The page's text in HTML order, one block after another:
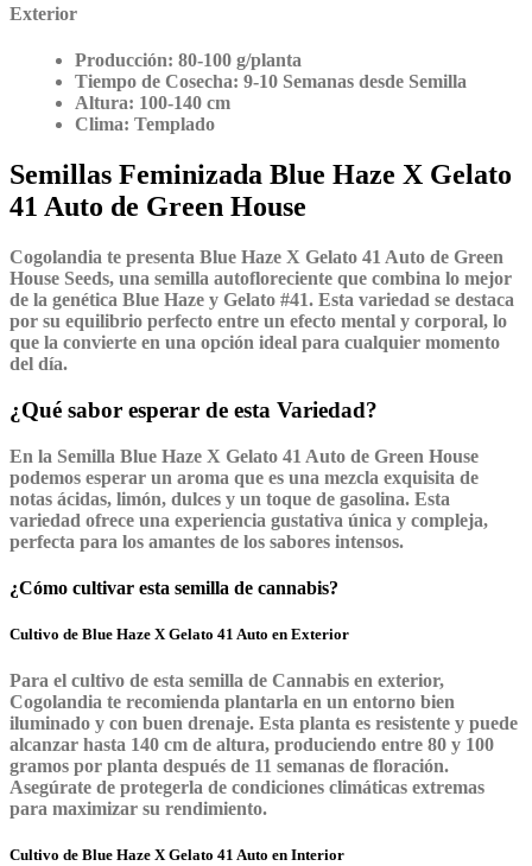
Exterior
Producción: 80-100 g/planta
Tiempo de Cosecha: 9-10 Semanas desde Semilla
Altura: 100-140 cm
Clima: Templado
Semillas Feminizada Blue Haze X Gelato
41 Auto de Green House
Cogolandia te presenta Blue Haze X Gelato 41 Auto de Green
House Seeds, una semilla autofloreciente que combina lo mejor
de la genética Blue Haze y Gelato #41. Esta variedad se destaca
por su equilibrio perfecto entre un efecto mental y corporal, lo
que la convierte en una opción ideal para cualquier momento
del día.
¿Qué sabor esperar de esta Variedad?
En la Semilla Blue Haze X Gelato 41 Auto de Green House
podemos esperar un aroma que es una mezcla exquisita de
notas ácidas, limón, dulces y un toque de gasolina. Esta
variedad ofrece una experiencia gustativa única y compleja,
perfecta para los amantes de los sabores intensos.
¿Cómo cultivar esta semilla de cannabis?
Cultivo de Blue Haze X Gelato 41 Auto en Exterior
Para el cultivo de esta semilla de Cannabis en exterior,
Cogolandia te recomienda plantarla en un entorno bien
iluminado y con buen drenaje. Esta planta es resistente y puede
alcanzar hasta 140 cm de altura, produciendo entre 80 y 100
gramos por planta después de 11 semanas de floración.
Asegúrate de protegerla de condiciones climáticas extremas
para maximizar su rendimiento.
Cultivo de Blue Haze X Gelato 41 Auto en Interior